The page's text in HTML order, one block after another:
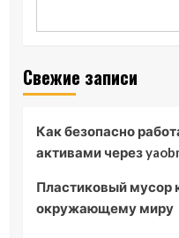
Свежие записи
Как безопасно
активами через
Пластиковый мусор
окружающему миру